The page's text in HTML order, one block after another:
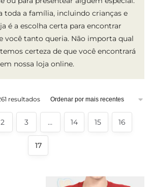
toda a família, incluindo crianças e
é a escolha certa para encontrar
você tanto queria. Não importa qual
certeza de que você encontrará
nossa loja online.
resultadosOrdenado
2 3 … 14 15 16
17